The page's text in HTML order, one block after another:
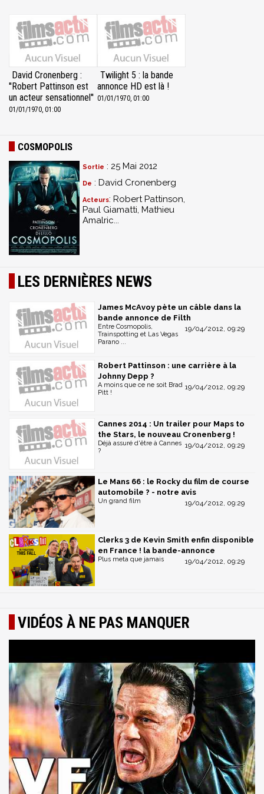
David Cronenberg :
''Robert Pattinson est
un acteur sensationnel''
01/01/1970, 01:00
Twilight 5 : la bande
annonce HD est là !
01/01/1970, 01:00
COSMOPOLIS
Sortie : 25 Mai 2012
De : David Cronenberg
Acteurs: Robert Pattinson,
Paul Giamatti, Mathieu
Amalric...
LES DERNIÈRES NEWS
James McAvoy pète un câble dans la
bande annonce de Filth
19/04/2012, 09:29
Entre Cosmopolis,
Trainspotting et Las Vegas
Parano ...
Robert Pattinson : une carrière à la
Johnny Depp ?
19/04/2012, 09:29
A moins que ce ne soit Brad
Pitt !
Cannes 2014 : Un trailer pour Maps to
the Stars, le nouveau Cronenberg !
19/04/2012, 09:29
Déjà assuré d'être à Cannes
?
Le Mans 66 : le Rocky du film de course
automobile ? - notre avis
19/04/2012, 09:29
Un grand film
Clerks 3 de Kevin Smith enfin disponible
en France ! la bande-annonce
19/04/2012, 09:29
Plus meta que jamais
VIDÉOS À NE PAS MANQUER